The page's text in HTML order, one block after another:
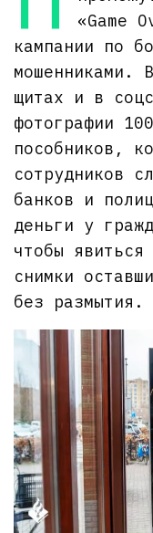
«Game
кампании по
мошенниками.
щитах и в
фотографии
пособников,
сотрудников
банков и
деньги у
чтобы
снимки
без размытия.